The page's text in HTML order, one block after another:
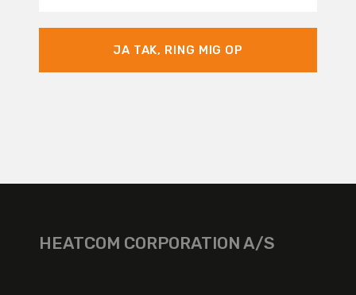
JA TAK, RING MIG OP
HEATCOM CORPORATION A/S